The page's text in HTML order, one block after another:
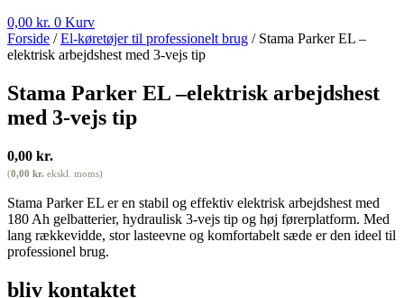
0,00 kr. 0 Kurv
Forside /El-køretøjer til professionelt brug / Stama Parker EL –
elektrisk arbejdshest med 3-vejs tip
Stama Parker EL –elektrisk arbejdshest
med 3-vejs tip
0,00 kr.
(0,00 kr. ekskl. moms)
Stama Parker EL er en stabil og effektiv elektrisk arbejdshest med
180 Ah gelbatterier, hydraulisk 3-vejs tip og høj førerplatform. Med
lang rækkevidde, stor lasteevne og komfortabelt sæde er den ideel til
professionel brug.
bliv kontaktet